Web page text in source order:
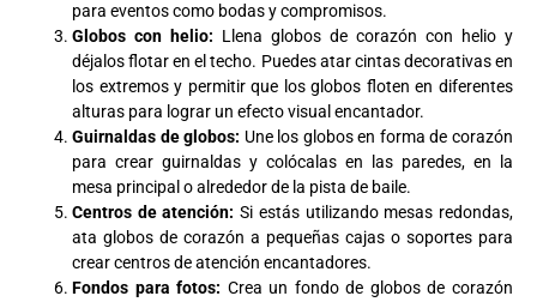
para eventos como bodas y compromisos.
Globos con helio: Llena globos de corazón con helio y
déjalos flotar en el techo. Puedes atar cintas decorativas en
los extremos y permitir que los globos floten en diferentes
alturas para lograr un efecto visual encantador.
Guirnaldas de globos: Une los globos en forma de corazón
para crear guirnaldas y colócalas en las paredes, en la
mesa principal o alrededor de la pista de baile.
Centros de atención: Si estás utilizando mesas redondas,
ata globos de corazón a pequeñas cajas o soportes para
crear centros de atención encantadores.
Fondos para fotos: Crea un fondo de globos de corazón